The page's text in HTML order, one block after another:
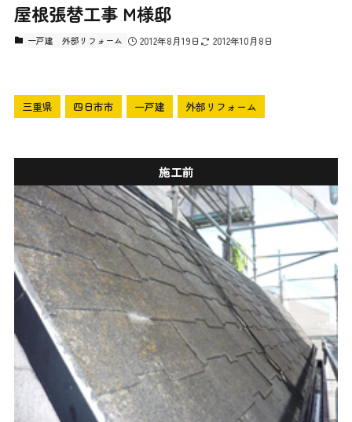
屋根張替工事 M様邸
一戸建 外部リフォーム 2012年8月19日 2012年10月8日
三重県 四日市市 一戸建 外部リフォーム
施工前